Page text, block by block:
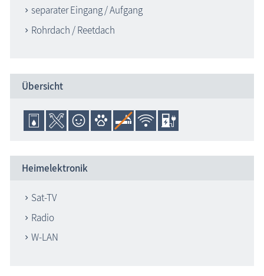
separater Eingang / Aufgang
Rohrdach / Reetdach
Übersicht
Heimelektronik
Sat-TV
Radio
W-LAN